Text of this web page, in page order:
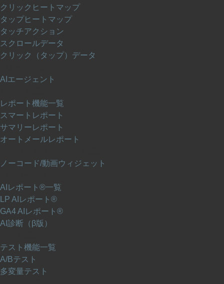
クリックヒートマップ
タップヒートマップ
タッチアクション
スクロールデータ
クリック（タップ）データ
AIエージェント
レポート機能一覧
スマートレポート
サマリーレポート
オートメールレポート
ノーコード/動画ウィジェット
AIレポート®一覧
LP AIレポート®
GA4 AIレポート®
AI診断（β版）
テスト機能一覧
A/Bテスト
多変量テスト